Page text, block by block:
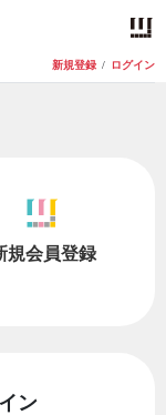
新規登録 / ログイン
規会員登録
ン